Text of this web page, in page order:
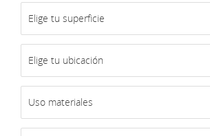
Elige tu superficie
Elige tu ubicación
Uso materiales